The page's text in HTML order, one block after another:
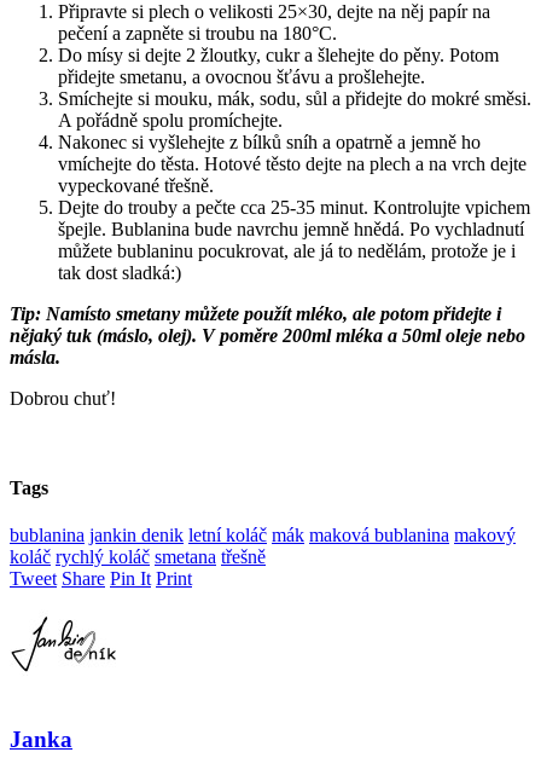
Připravte si plech o velikosti 25×30, dejte na něj papír na
pečení a zapněte si troubu na 180°C.
Do mísy si dejte 2 žloutky, cukr a šlehejte do pěny. Potom
přidejte smetanu, a ovocnou šťávu a prošlehejte.
Smíchejte si mouku, mák, sodu, sůl a přidejte do mokré směsi.
A pořádně spolu promíchejte.
Nakonec si vyšlehejte z bílků sníh a opatrně a jemně ho
vmíchejte do těsta. Hotové těsto dejte na plech a na vrch dejte
vypeckované třešně.
Dejte do trouby a pečte cca 25-35 minut. Kontrolujte vpichem
špejle. Bublanina bude navrchu jemně hnědá. Po vychladnutí
můžete bublaninu pocukrovat, ale já to nedělám, protože je i
tak dost sladká:)
Tip: Namísto smetany můžete použít mléko, ale potom přidejte i
nějaký tuk (máslo, olej). V poměre 200ml mléka a 50ml oleje nebo
másla.
Dobrou chuť!
Tags
bublanina jankin denik letní koláč mák maková bublanina makový
koláč rychlý koláč smetana třešně
Tweet Share Pin It Print
Janka